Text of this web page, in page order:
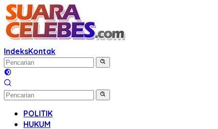
IndeksKontak
POLITIK
HUKUM